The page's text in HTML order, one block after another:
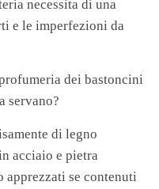
necessita di una
e le imperfezioni da
dei bastoncini
servano?
di legno
acciaio e pietra
apprezzati se contenuti